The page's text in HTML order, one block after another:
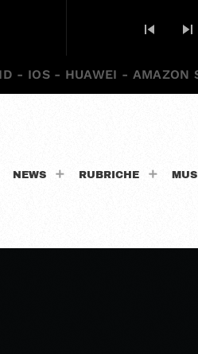
skip_previous skip_next
- IOS - HUAWEI - AMAZON
NEWS RUBRICHE